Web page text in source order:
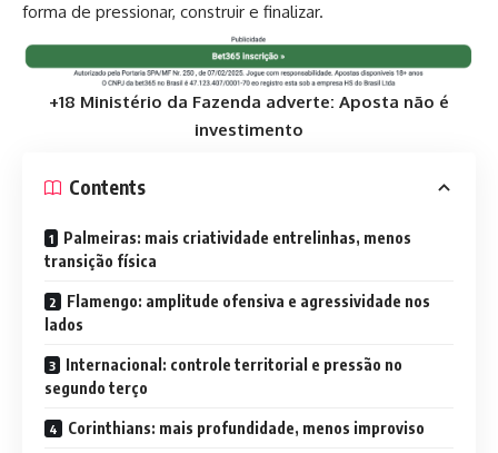
forma de pressionar, construir e finalizar.
+18 Ministério da Fazenda adverte: Aposta não é
investimento
Contents
Palmeiras: mais criatividade entrelinhas, menos
transição física
Flamengo: amplitude ofensiva e agressividade nos
lados
Internacional: controle territorial e pressão no
segundo terço
Corinthians: mais profundidade, menos improviso